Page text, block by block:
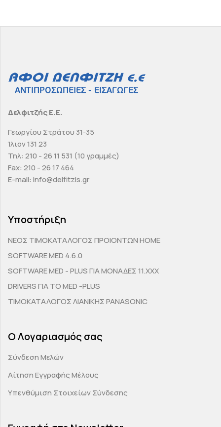
Δελφιτζής Ε.Ε.
Γεωργίου Στράτου 31-35
Ίλιον 131 23
Τηλ: 210 - 26 11 531 (10 γραμμές)
Fax: 210 - 26 17 464
E-mail: info@delfitzis.gr
Υποστήριξη
ΝΕΟΣ ΤΙΜΟΚΑΤΑΛΟΓΟΣ ΠΡΟΙΟΝΤΩΝ HOME
SOFTWARE MED 4.6.0
SOFTWARE MED - PLUS ΓΙΑ ΜΟΝΑΔΕΣ 11.ΧΧΧ
DRIVERS ΓΙΑ ΤΟ MED -PLUS
ΤΙΜΟΚΑΤΑΛΟΓΟΣ ΛΙΑΝΙΚΗΣ PANASONIC
Ο Λογαριασμός σας
Σύνδεση Μελών
Αίτηση Εγγραφής Μέλους
Υπενθύμιση Στοιχείων Σύνδεσης